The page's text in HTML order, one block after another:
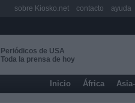
Periódicos de USA
Toda la prensa de hoy
Inicio África
sobre Kiosko.net contacto ayuda